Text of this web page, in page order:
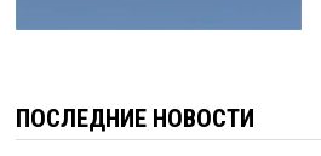
ПОСЛЕДНИЕ НОВОСТИ